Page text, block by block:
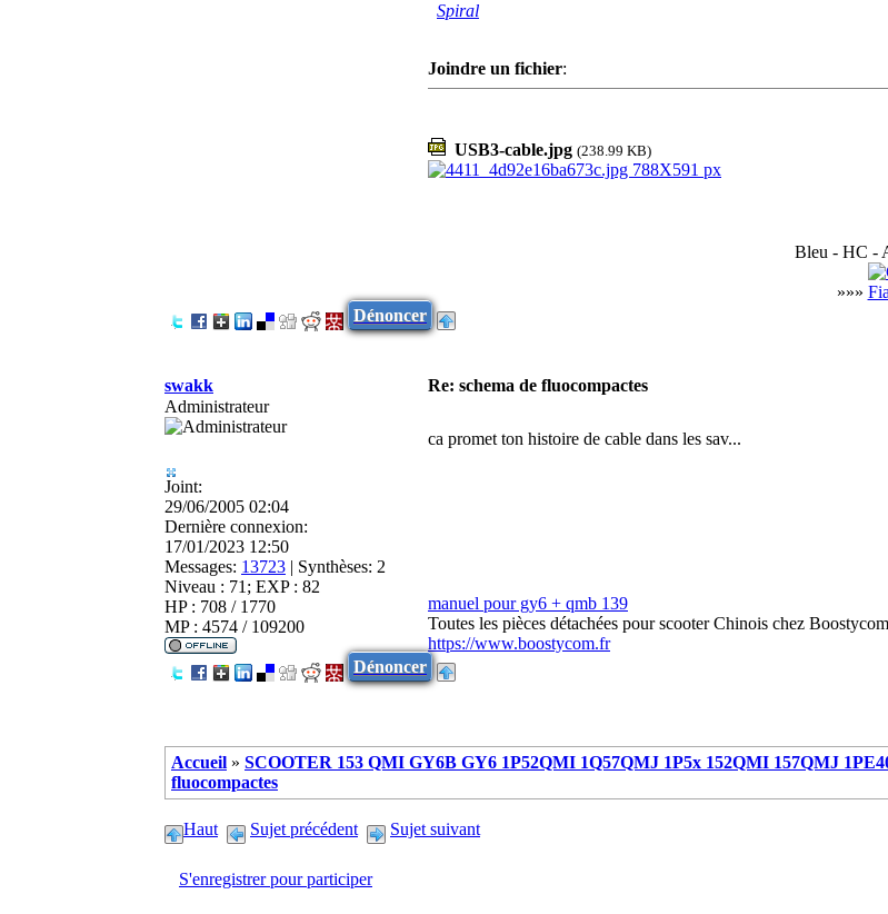
Spiral
Joindre un fichier:
USB3-cable.jpg (238.99 KB)
Bleu - HC -
»»»
Dénoncer
swakk Re: schema de fluocompactes
Administrateur
Joint:
29/06/2005 02:04
Dernière connexion:
17/01/2023 12:50
Messages: 13723 | Synthèses: 2
Niveau : 71; EXP : 82
HP : 708 / 1770
MP : 4574 / 109200
ca promet ton histoire de cable dans les sav...
manuel pour gy6 + qmb 139
Toutes les pièces détachées pour scooter Chinois chez
https://www.boostycom.fr
Dénoncer
Accueil » SCOOTER 153 QMI GY6B GY6 1P52QMI 1Q57QMJ 1P5x 152QMI 157QMJ
fluocompactes
Haut Sujet précédent Sujet suivant
S'enregistrer pour participer